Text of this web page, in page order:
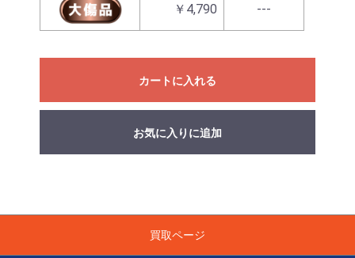
￥4,790 ---
カートに入れる
お気に入りに追加
買取ページ